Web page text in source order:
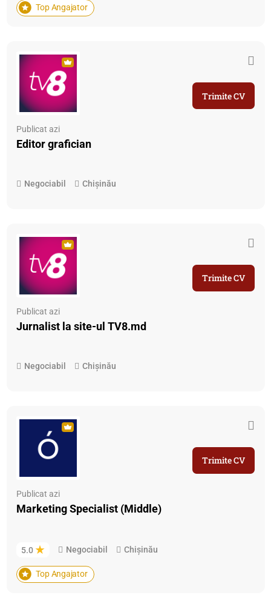
Top Angajator
Publicat azi
Editor grafician
Negociabil Chișinău
Trimite CV
Publicat azi
Jurnalist la site-ul TV8.md
Negociabil Chișinău
Trimite CV
Publicat azi
Marketing Specialist (Middle)
5.0 Negociabil Chișinău
Top Angajator
Trimite CV